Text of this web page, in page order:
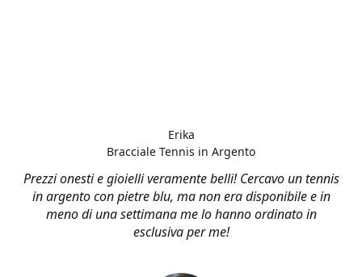
Prezzi onesti e gioielli veramente belli! Cercavo un tennis
in argento con pietre blu, ma non era disponibile e in
meno di una settimana me lo hanno ordinato in
esclusiva per me!
Erika
Bracciale Tennis in Argento